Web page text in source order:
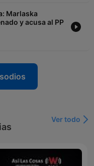
Marlaska
y acusa al PP
Ver todo